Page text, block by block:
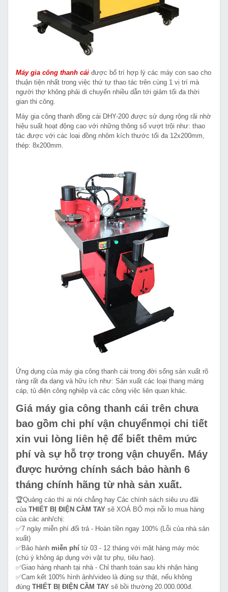
Máy gia công thanh cái được bố trí hợp lý các máy con sao cho
thuận tiện nhất trong việc thứ tự thao tác trên cùng 1 vị trí mà
người thợ không phải di chuyển nhiều dẫn tới giảm tối đa thời
gian thi công.
Máy gia công thanh đồng cái DHY-200 được sử dụng rộng rãi nhờ
hiệu suất hoạt động cao với những thông số vượt trội như: thao
tác được với các loại đồng nhôm kích thước tối đa 12x200mm,
thép: 8x200mm.
Ứng dụng của máy gia công thanh cái trong đời sống sản xuất rõ
ràng rất đa dạng và hữu ích như: Sản xuất các loại thang máng
cáp, tủ điện công nghiệp và các công việc liên quan khác.
Giá máy gia công thanh cái trên chưa
bao gồm chi phí vận chuyểnmọi chi tiết
xin vui lòng liên hệ để biết thêm mức
phí và sự hỗ trợ trong vận chuyển. Máy
được hưởng chính sách bảo hành 6
tháng chính hãng từ nhà sản xuất.
🏆Quảng cáo thì ai nói chẳng hay Các chính sách siêu ưu đãi
của THIẾT BỊ ĐIỆN CẦM TAY sẽ XOÁ BỎ mọi nỗi lo mua hàng
của các anh/chị:
✅7 ngày miễn phí đổi trả - Hoàn tiền ngay 100% (Lỗi của nhà sản
xuất)
✅Bảo hành miễn phí từ 03 - 12 tháng với mặt hàng máy móc
(chú ý không áp dụng với vật tư phụ, tiêu hao).
✅Giao hàng nhanh tại nhà - Chỉ thanh toán sau khi nhận hàng
✅Cam kết 100% hình ảnh/video là đúng sự thật, nếu không
đúng THIẾT BỊ ĐIỆN CẦM TAY sẽ bồi thường 20.000.000đ.